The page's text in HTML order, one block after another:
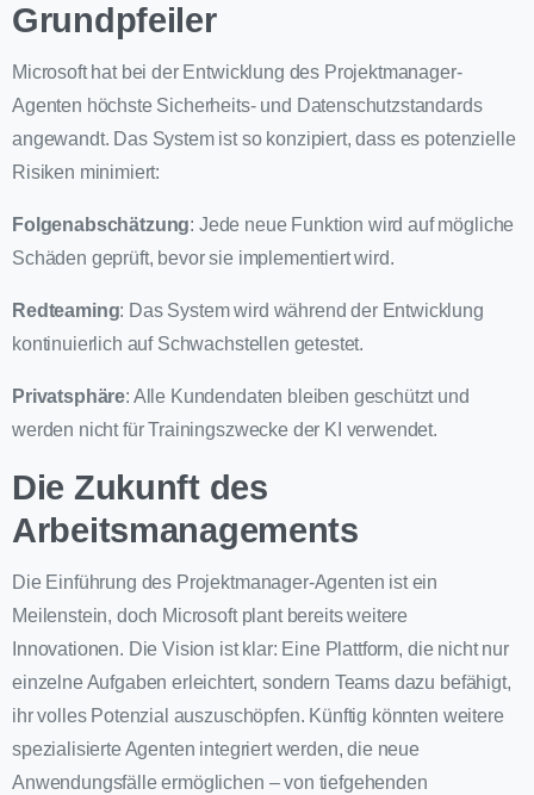
Grundpfeiler
Microsoft hat bei der Entwicklung des Projektmanager-
Agenten höchste Sicherheits- und Datenschutzstandards
angewandt. Das System ist so konzipiert, dass es potenzielle
Risiken minimiert:
Folgenabschätzung: Jede neue Funktion wird auf mögliche
Schäden geprüft, bevor sie implementiert wird.
Redteaming: Das System wird während der Entwicklung
kontinuierlich auf Schwachstellen getestet.
Privatsphäre: Alle Kundendaten bleiben geschützt und
werden nicht für Trainingszwecke der KI verwendet.
Die Zukunft des
Arbeitsmanagements
Die Einführung des Projektmanager-Agenten ist ein
Meilenstein, doch Microsoft plant bereits weitere
Innovationen. Die Vision ist klar: Eine Plattform, die nicht nur
einzelne Aufgaben erleichtert, sondern Teams dazu befähigt,
ihr volles Potenzial auszuschöpfen. Künftig könnten weitere
spezialisierte Agenten integriert werden, die neue
Anwendungsfälle ermöglichen – von tiefgehenden